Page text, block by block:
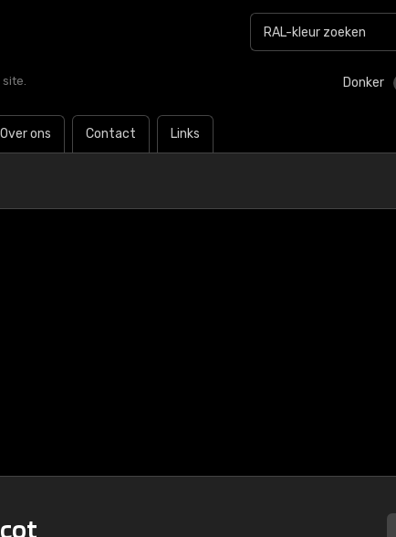
site.
Donker
Over ons Contact Links